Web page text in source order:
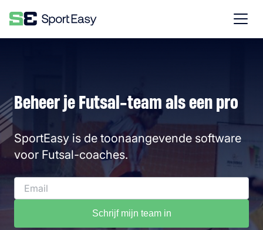
Beheer je Futsal-team als een pro
SportEasy is de toonaangevende software
voor Futsal-coaches.
Schrijf mijn team in